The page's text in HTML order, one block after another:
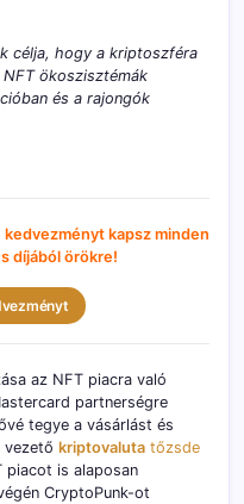
célja, hogy a kriptoszféra
ökoszisztémák
és a rajongók
kedvezményt kapsz minden
díjából örökre!
az NFT piacra való
partnerségre
tegye a vásárlást és
vezető kriptovaluta tőzsde
piacot is alaposan
CryptoPunk-ot